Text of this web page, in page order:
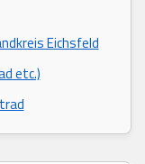
Eichsfeld
etc.)